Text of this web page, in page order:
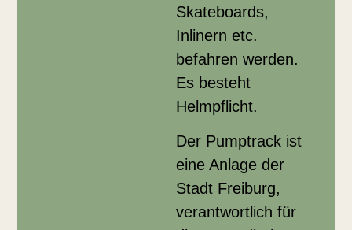
Skateboards,
Inlinern etc.
befahren werden.
Es besteht
Helmpflicht.
Der Pumptrack ist
eine Anlage der
Stadt Freiburg,
verantwortlich für